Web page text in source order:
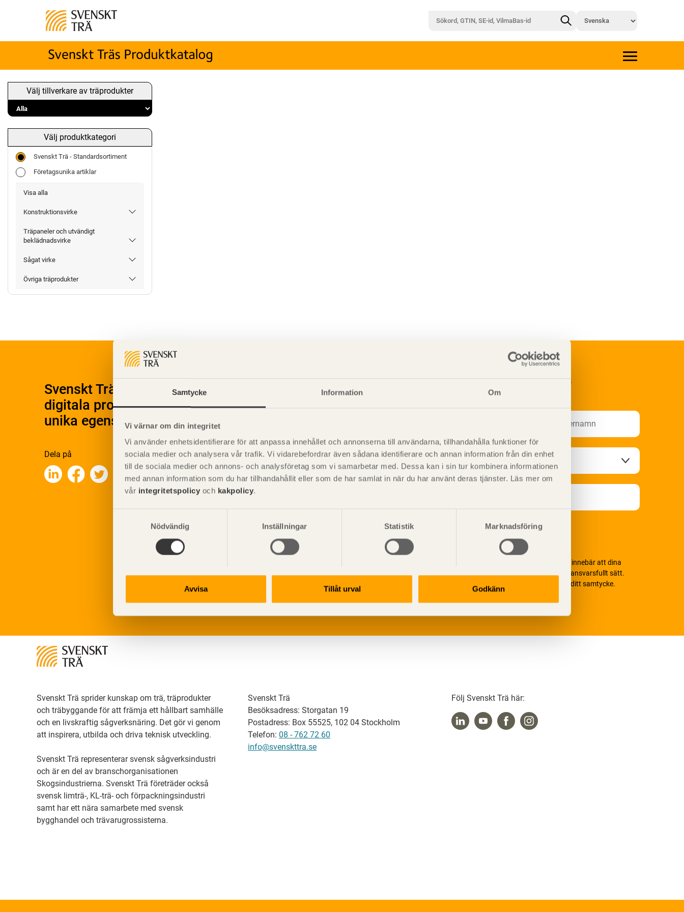
Samtycke Information Om
Vi värnar om din integritet
Vi använder enhetsidentifierare för att anpassa innehållet och annonserna till användarna, tillhandahålla funktioner för
sociala medier och analysera vår trafik. Vi vidarebefordrar även sådana identifierare och annan information från din enhet
till de sociala medier och annons- och analysföretag som vi samarbetar med. Dessa kan i sin tur kombinera informationen
med annan information som du har tillhandahållit eller som de har samlat in när du har använt deras tjänster. Läs mer om
vår integritetspolicy och kakpolicy.
Nödvändig
Inställningar Statistik Marknadsföring
Avvisa Tillåt urval Godkänn
Välj tillverkare av träprodukter
Välj produktkategori
Svenskt Trä - Standardsortiment
Företagsunika artiklar
Visa alla
Konstruktionsvirke
Träpaneler och utvändigt
beklädnadsvirke
Sågat virke
Övriga träprodukter
Svenskt Träs Produktkatalog är svensk sågverksnärings
digitala produktkatalog för att beskriva träprodukter och deras
unika egenskaper.
Dela på
Prenumerera på Svenskt Träs
informationsutskick!
Vi värnar om personlig integritet vilket innebär att dina
personuppgifter alltid hanteras på ett ansvarsfullt sätt.
Genom att klicka på skicka lämnar du ditt samtycke.
Läs vårintegritetspolicy.
Svenskt Trä sprider kunskap om trä, träprodukter
och träbyggande för att främja ett hållbart samhälle
och en livskraftig sågverksnäring. Det gör vi genom
att inspirera, utbilda och driva teknisk utveckling.
Svenskt Trä representerar svensk sågverksindustri
och är en del av branschorganisationen
Skogsindustrierna. Svenskt Trä företräder också
svensk limträ-, KL-trä- och förpackningsindustri
samt har ett nära samarbete med svensk
bygghandel och trävarugrossisterna.
Svenskt Trä
Besöksadress: Storgatan 19
Postadress: Box 55525, 102 04 Stockholm
Telefon: 08 - 762 72 60
info@svenskttra.se
Följ Svenskt Trä här: